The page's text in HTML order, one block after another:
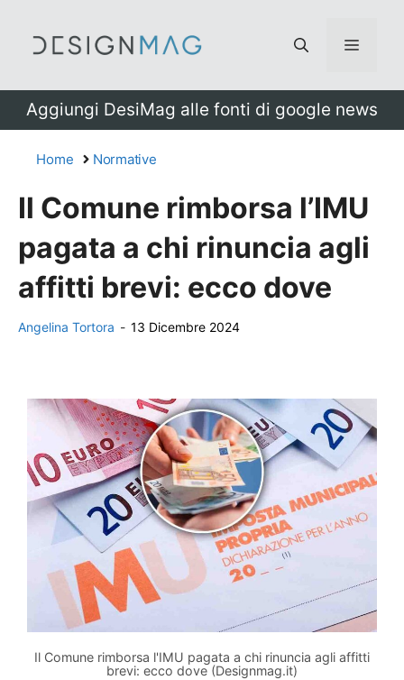
Menu
Aggiungi DesiMag alle fonti di google news
Home Normative
Il Comune rimborsa l’IMU
pagata a chi rinuncia agli
affitti brevi: ecco dove
Angelina Tortora - 13 Dicembre 2024
Il Comune rimborsa l'IMU pagata a chi rinuncia agli affitti
brevi: ecco dove (Designmag.it)